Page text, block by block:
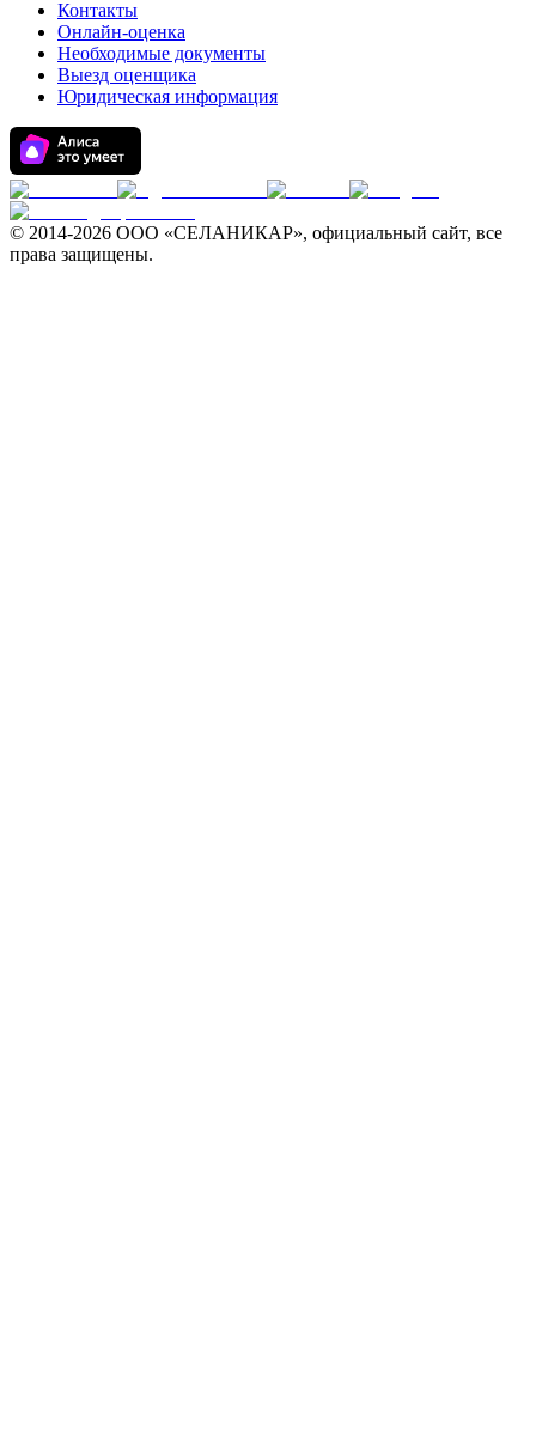
Контакты
Онлайн-оценка
Необходимые документы
Выезд оценщика
Юридическая информация
© 2014-2026 ООО «СЕЛАНИКАР», официальный сайт, все
права защищены.